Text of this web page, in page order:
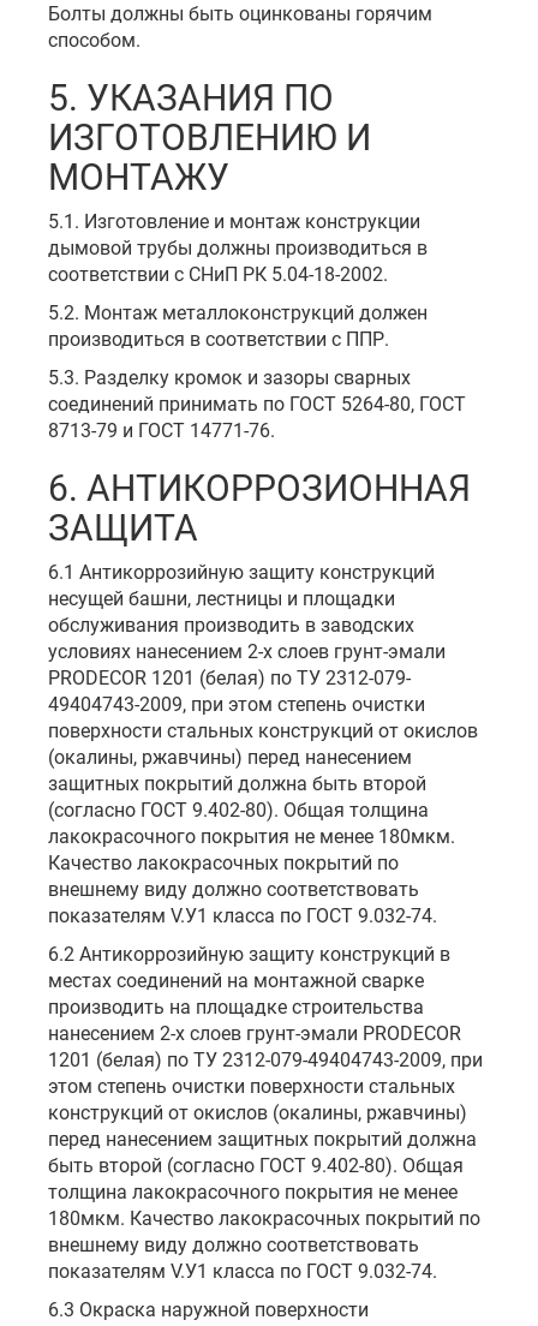
Болты должны быть оцинкованы горячим
способом.
5. УКАЗАНИЯ ПО
ИЗГОТОВЛЕНИЮ И
МОНТАЖУ
5.1. Изготовление и монтаж конструкции
дымовой трубы должны производиться в
соответствии с СНиП РК 5.04-18-2002.
5.2. Монтаж металлоконструкций должен
производиться в соответствии с ППР.
5.3. Разделку кромок и зазоры сварных
соединений принимать по ГОСТ 5264-80, ГОСТ
8713-79 и ГОСТ 14771-76.
6. АНТИКОРРОЗИОННАЯ
ЗАЩИТА
6.1 Антикоррозийную защиту конструкций
несущей башни, лестницы и площадки
обслуживания производить в заводских
условиях нанесением 2-х слоев грунт-эмали
PRODECOR 1201 (белая) по ТУ 2312-079-
49404743-2009, при этом степень очистки
поверхности стальных конструкций от окислов
(окалины, ржавчины) перед нанесением
защитных покрытий должна быть второй
(согласно ГОСТ 9.402-80). Общая толщина
лакокрасочного покрытия не менее 180мкм.
Качество лакокрасочных покрытий по
внешнему виду должно соответствовать
показателям V.У1 класса по ГОСТ 9.032-74.
6.2 Антикоррозийную защиту конструкций в
местах соединений на монтажной сварке
производить на площадке строительства
нанесением 2-х слоев грунт-эмали PRODECOR
1201 (белая) по ТУ 2312-079-49404743-2009, при
этом степень очистки поверхности стальных
конструкций от окислов (окалины, ржавчины)
перед нанесением защитных покрытий должна
быть второй (согласно ГОСТ 9.402-80). Общая
толщина лакокрасочного покрытия не менее
180мкм. Качество лакокрасочных покрытий по
внешнему виду должно соответствовать
показателям V.У1 класса по ГОСТ 9.032-74.
6.3 Окраска наружной поверхности